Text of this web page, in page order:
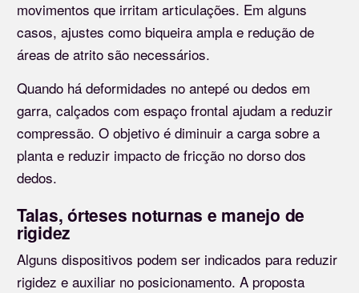
movimentos que irritam articulações. Em alguns
casos, ajustes como biqueira ampla e redução de
áreas de atrito são necessários.
Quando há deformidades no antepé ou dedos em
garra, calçados com espaço frontal ajudam a reduzir
compressão. O objetivo é diminuir a carga sobre a
planta e reduzir impacto de fricção no dorso dos
dedos.
Talas, órteses noturnas e manejo de
rigidez
Alguns dispositivos podem ser indicados para reduzir
rigidez e auxiliar no posicionamento. A proposta